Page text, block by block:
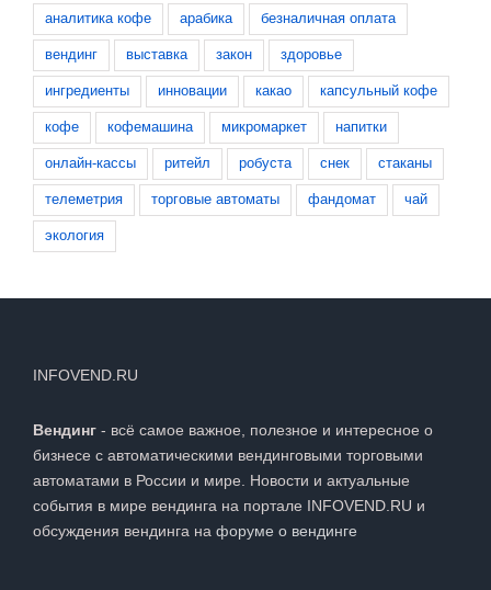
аналитика кофе арабика безналичная оплата
вендинг выставка закон здоровье
ингредиенты инновации какао капсульный кофе
кофе кофемашина микромаркет напитки
онлайн-кассы ритейл робуста снек стаканы
телеметрия торговые автоматы фандомат чай
экология
INFOVEND.RU
Вендинг - всё самое важное, полезное и интересное о
бизнесе с автоматическими вендинговыми торговыми
автоматами в России и мире. Новости и актуальные
события в мире вендинга на портале INFOVEND.RU и
обсуждения вендинга на форуме о вендинге